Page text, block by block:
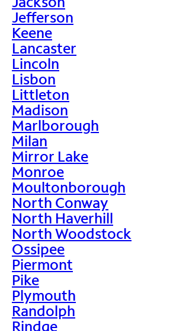
Jefferson
Keene
Lancaster
Lincoln
Lisbon
Littleton
Madison
Marlborough
Milan
Mirror Lake
Monroe
Moultonborough
North Conway
North Haverhill
North Woodstock
Ossipee
Piermont
Pike
Plymouth
Randolph
Rindge